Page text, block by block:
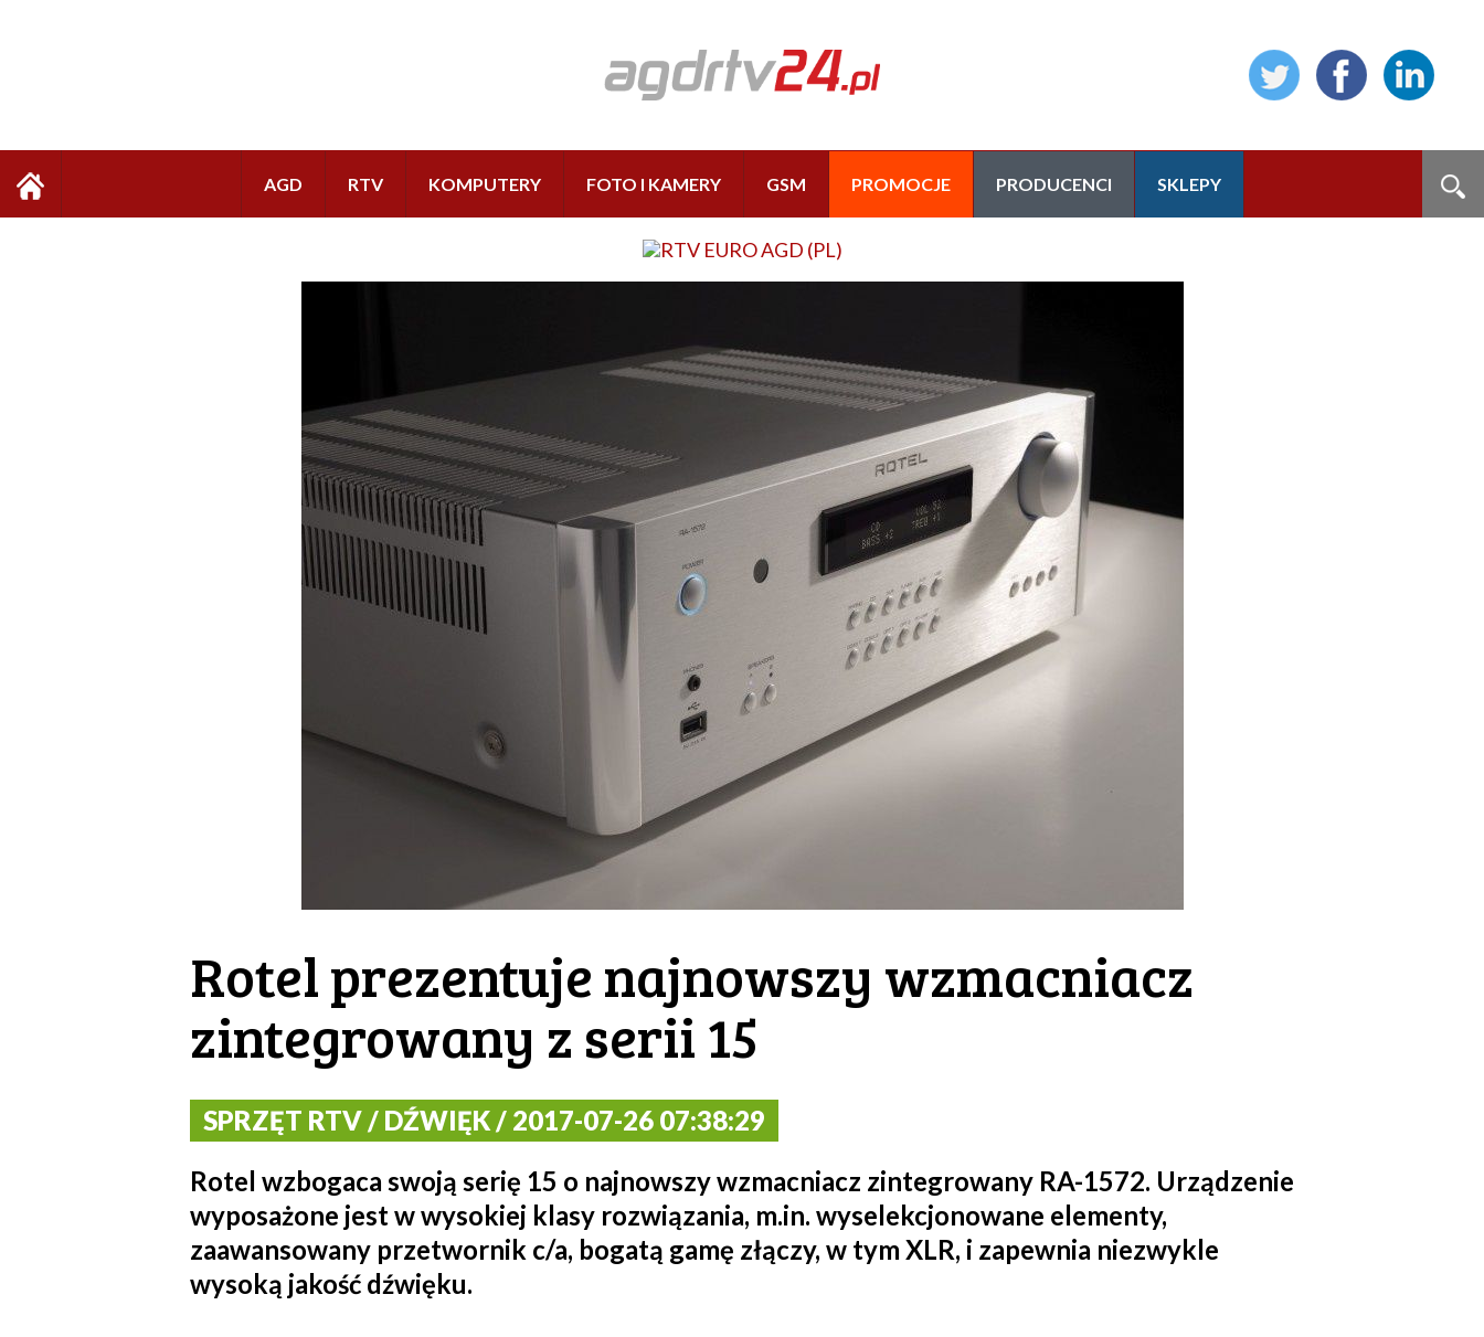
AGD RTV KOMPUTERY FOTO I KAMERY GSM PROMOCJE PRODUCENCI SKLEPY
Rotel prezentuje najnowszy wzmacniacz
zintegrowany z serii 15
SPRZĘT RTV / DŹWIĘK / 2017-07-26 07:38:29
Rotel wzbogaca swoją serię 15 o najnowszy wzmacniacz zintegrowany RA-1572. Urządzenie
wyposażone jest w wysokiej klasy rozwiązania, m.in. wyselekcjonowane elementy,
zaawansowany przetwornik c/a, bogatą gamę złączy, w tym XLR, i zapewnia niezwykle
wysoką jakość dźwięku.